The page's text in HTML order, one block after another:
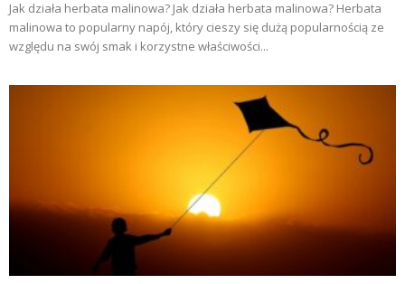
Jak działa herbata malinowa? Jak działa herbata malinowa? Herbata
malinowa to popularny napój, który cieszy się dużą popularnością ze
względu na swój smak i korzystne właściwości...